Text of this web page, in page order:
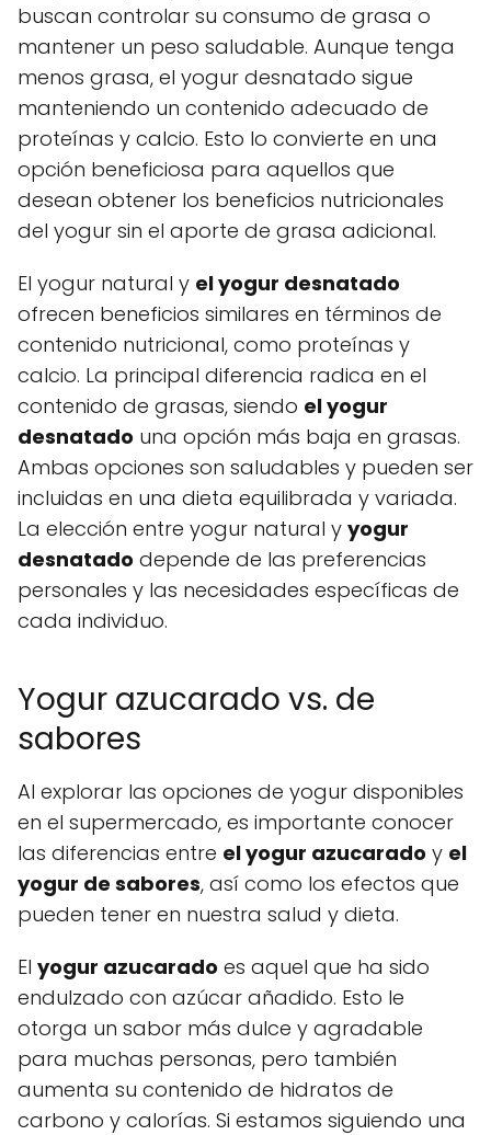
buscan controlar su consumo de grasa o
mantener un peso saludable. Aunque tenga
menos grasa, el yogur desnatado sigue
manteniendo un contenido adecuado de
proteínas y calcio. Esto lo convierte en una
opción beneficiosa para aquellos que
desean obtener los beneficios nutricionales
del yogur sin el aporte de grasa adicional.
El yogur natural y el yogur desnatado
ofrecen beneficios similares en términos de
contenido nutricional, como proteínas y
calcio. La principal diferencia radica en el
contenido de grasas, siendo el yogur
desnatado una opción más baja en grasas.
Ambas opciones son saludables y pueden ser
incluidas en una dieta equilibrada y variada.
La elección entre yogur natural y yogur
desnatado depende de las preferencias
personales y las necesidades específicas de
cada individuo.
Yogur azucarado vs. de
sabores
Al explorar las opciones de yogur disponibles
en el supermercado, es importante conocer
las diferencias entre el yogur azucarado y el
yogur de sabores, así como los efectos que
pueden tener en nuestra salud y dieta.
El yogur azucarado es aquel que ha sido
endulzado con azúcar añadido. Esto le
otorga un sabor más dulce y agradable
para muchas personas, pero también
aumenta su contenido de hidratos de
carbono y calorías. Si estamos siguiendo una